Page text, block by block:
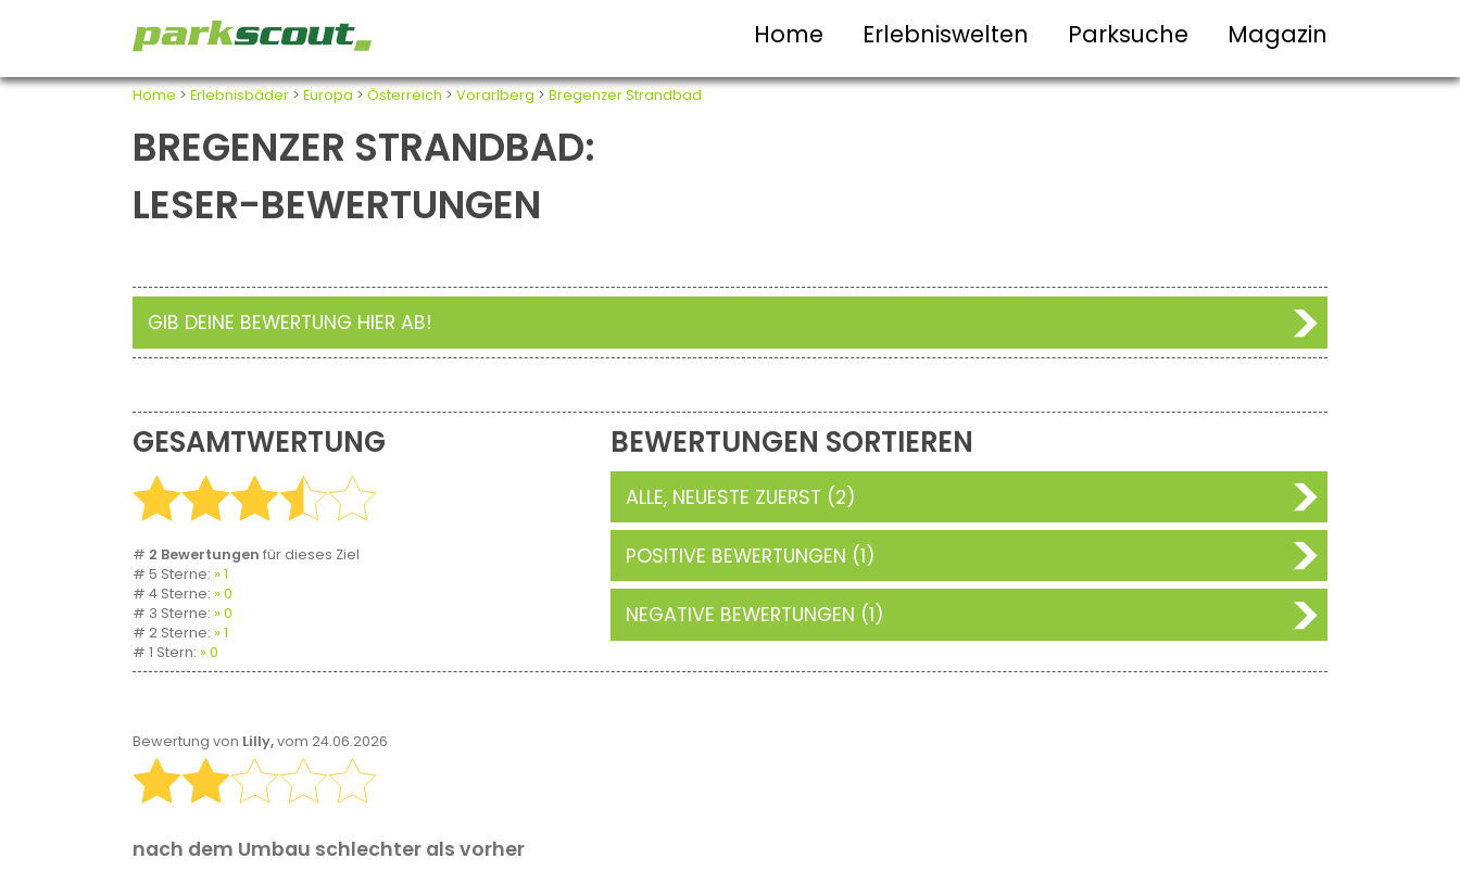
Home Erlebniswelten Parksuche Magazin
Home > Erlebnisbäder > Europa > Österreich > Vorarlberg > Bregenzer Strandbad
BREGENZER STRANDBAD:
LESER-BEWERTUNGEN
GIB DEINE BEWERTUNG HIER AB!
GESAMTWERTUNG
# 2 Bewertungen für dieses Ziel
# 5 Sterne:
1
# 4 Sterne:
0
# 3 Sterne:
0
# 2 Sterne:
1
# 1 Stern:
0
BEWERTUNGEN SORTIEREN
ALLE, NEUESTE ZUERST (2)
POSITIVE BEWERTUNGEN (1)
NEGATIVE BEWERTUNGEN (1)
Bewertung von Lilly,vom 24.06.2026
nach dem Umbau schlechter als vorher